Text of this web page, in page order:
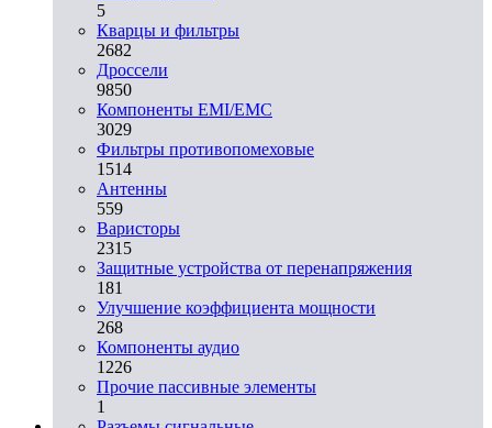
5
Кварцы и фильтры
2682
Дроссели
9850
Компоненты EMI/EMC
3029
Фильтры противопомеховые
1514
Антенны
559
Варисторы
2315
Защитные устройства от перенапряжения
181
Улучшение коэффициента мощности
268
Компоненты аудио
1226
Прочие пассивные элементы
1